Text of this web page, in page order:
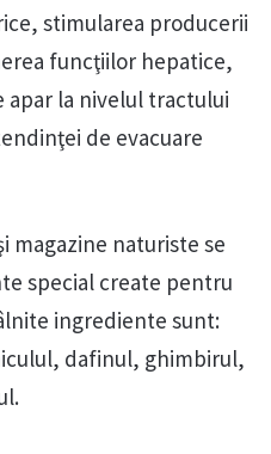
stimularea producerii
funcţiilor hepatice,
apar la nivelul tractului
de evacuare
magazine naturiste se
special create pentru
ingrediente sunt:
dafinul, ghimbirul,